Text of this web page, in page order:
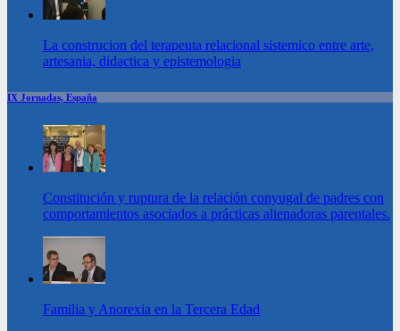
La construcion del terapeuta relacional sistemico entre arte,
artesania, didactica y epistemologia
IX Jornadas, España
Constitución y ruptura de la relación conyugal de padres con
comportamientos asociados a prácticas alienadoras parentales.
Familia y Anorexia en la Tercera Edad